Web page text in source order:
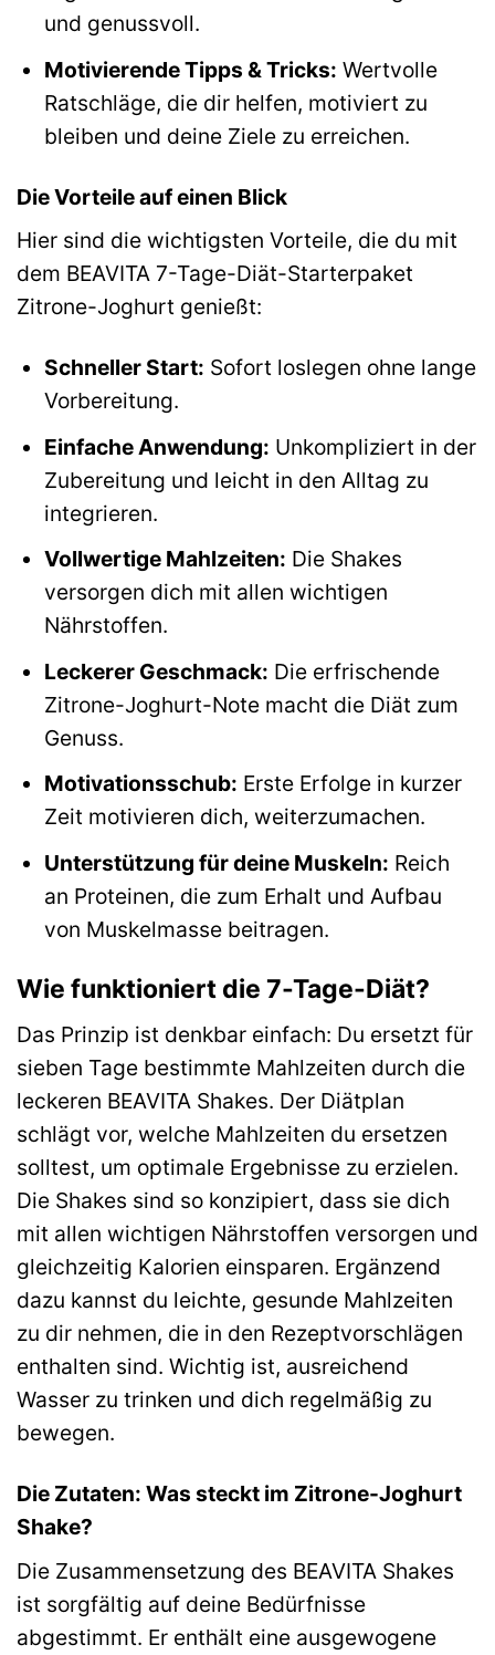
und genussvoll.
Motivierende Tipps & Tricks: Wertvolle
Ratschläge, die dir helfen, motiviert zu
bleiben und deine Ziele zu erreichen.
Die Vorteile auf einen Blick
Hier sind die wichtigsten Vorteile, die du mit
dem BEAVITA 7-Tage-Diät-Starterpaket
Zitrone-Joghurt genießt:
Schneller Start: Sofort loslegen ohne lange
Vorbereitung.
Einfache Anwendung: Unkompliziert in der
Zubereitung und leicht in den Alltag zu
integrieren.
Vollwertige Mahlzeiten: Die Shakes
versorgen dich mit allen wichtigen
Nährstoffen.
Leckerer Geschmack: Die erfrischende
Zitrone-Joghurt-Note macht die Diät zum
Genuss.
Motivationsschub: Erste Erfolge in kurzer
Zeit motivieren dich, weiterzumachen.
Unterstützung für deine Muskeln: Reich
an Proteinen, die zum Erhalt und Aufbau
von Muskelmasse beitragen.
Wie funktioniert die 7-Tage-Diät?
Das Prinzip ist denkbar einfach: Du ersetzt für
sieben Tage bestimmte Mahlzeiten durch die
leckeren BEAVITA Shakes. Der Diätplan
schlägt vor, welche Mahlzeiten du ersetzen
solltest, um optimale Ergebnisse zu erzielen.
Die Shakes sind so konzipiert, dass sie dich
mit allen wichtigen Nährstoffen versorgen und
gleichzeitig Kalorien einsparen. Ergänzend
dazu kannst du leichte, gesunde Mahlzeiten
zu dir nehmen, die in den Rezeptvorschlägen
enthalten sind. Wichtig ist, ausreichend
Wasser zu trinken und dich regelmäßig zu
bewegen.
Die Zutaten: Was steckt im Zitrone-Joghurt
Shake?
Die Zusammensetzung des BEAVITA Shakes
ist sorgfältig auf deine Bedürfnisse
abgestimmt. Er enthält eine ausgewogene